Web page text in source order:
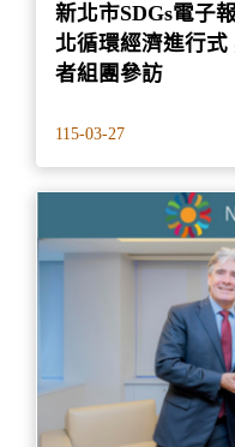
新北市SDGs電子
北循環經濟進行
者組團參訪
115-03-27